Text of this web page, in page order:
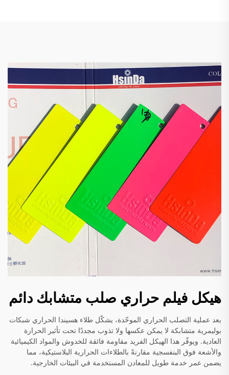
هيكل فيلم حراري صلب متشابك دائم
بعد عملية التصلب الحراري الموحّدة، يشكّل طلاء هسيندا الحراري شبكات
بوليمرية متشابكة لا يمكن عكسها ولا تذوب مجددًا تحت تأثير الحرارة
العادية. ويوفّر هذا الهيكل الفريد مقاومة فائقة للخدوش والمواد الكيميائية
والأشعة فوق البنفسجية مقارنةً بالطلاءات الحرارية البلاستيكية، مما
يضمن عمر خدمة طويل للمعادن المستخدمة في البيئات الخارجية.